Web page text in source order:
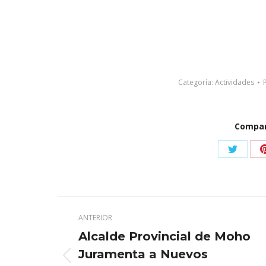
Categoría: Actividades
Share
X
entre
publicaciones
ANTERIOR
Publicación
Alcalde Provincial de Moho
Juramenta a Nuevos